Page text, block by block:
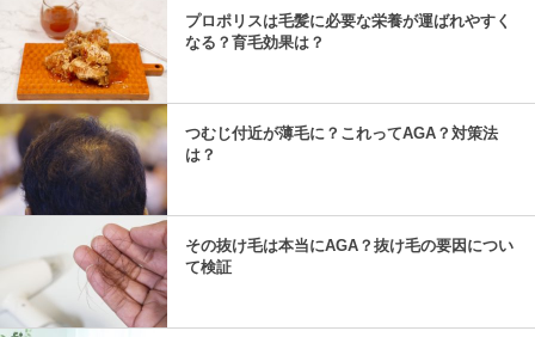
プロポリスは毛髪に必要な栄養が運ばれやすく
なる？育毛効果は？
つむじ付近が薄毛に？これってAGA？対策法
は？
その抜け毛は本当にAGA？抜け毛の要因につい
て検証